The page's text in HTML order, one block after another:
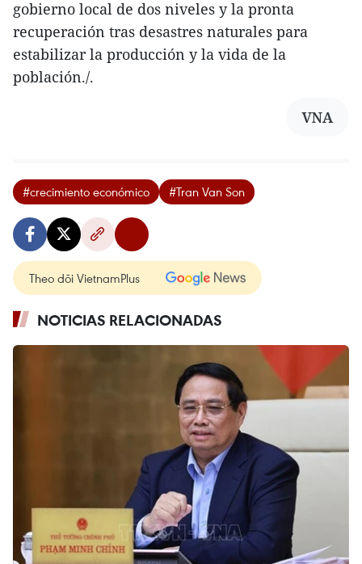
gobierno local de dos niveles y la pronta
recuperación tras desastres naturales para
estabilizar la producción y la vida de la
población./.
VNA
#crecimiento económico #Tran Van Son
Theo dõi VietnamPlus
NOTICIAS RELACIONADAS